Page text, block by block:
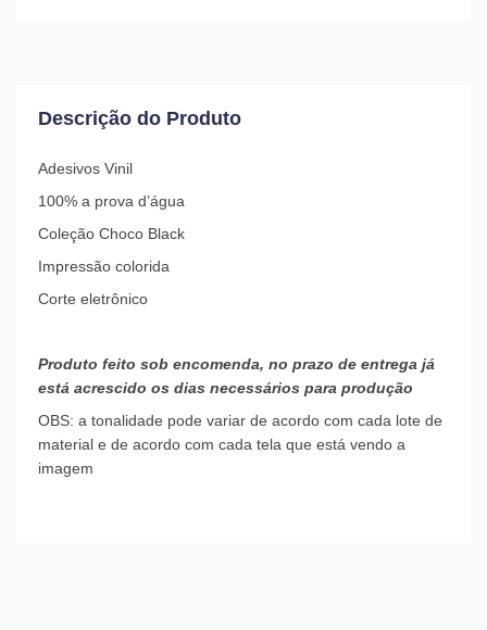
Descrição do Produto
Adesivos Vinil
100% a prova d’água
Coleção Choco Black
Impressão colorida
Corte eletrônico
Produto feito sob encomenda, no prazo de entrega já
está acrescido os dias necessários para produção
OBS: a tonalidade pode variar de acordo com cada lote de
material e de acordo com cada tela que está vendo a
imagem